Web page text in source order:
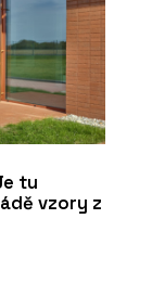
tu
vzory z